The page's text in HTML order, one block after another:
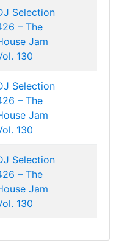
Selection
– The
Jam
130
Selection
– The
Jam
130
Selection
– The
Jam
130